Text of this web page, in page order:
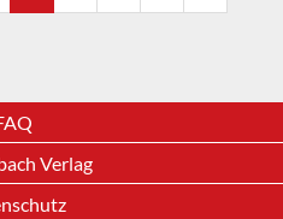
Verlag